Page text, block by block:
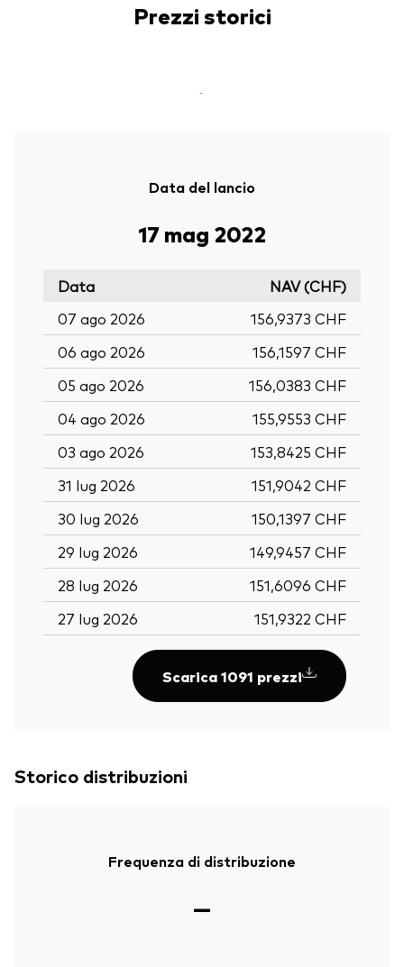
Prezzi storici
-
Data del lancio
17 mag 2022
Data
NAV (CHF)
07 ago 2026
156,9373 CHF
06 ago 2026
156,1597 CHF
05 ago 2026
156,0383 CHF
04 ago 2026
155,9553 CHF
03 ago 2026
153,8425 CHF
31 lug 2026
151,9042 CHF
30 lug 2026
150,1397 CHF
29 lug 2026
149,9457 CHF
28 lug 2026
151,6096 CHF
27 lug 2026
151,9322 CHF
Scarica 1091 prezzi
Storico distribuzioni
Frequenza di distribuzione
—